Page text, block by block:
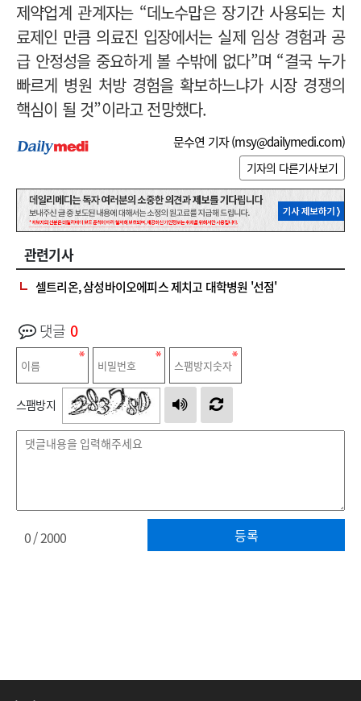
제약업계 관계자는 “데노수맙은 장기간 사용되는 치
료제인 만큼 의료진 입장에서는 실제 임상 경험과 공
급 안정성을 중요하게 볼 수밖에 없다”며 “결국 누가
빠르게 병원 처방 경험을 확보하느냐가 시장 경쟁의
핵심이 될 것”이라고 전망했다.
문수연 기자 (msy@dailymedi.com)
기자의 다른기사보기
관련기사
셀트리온, 삼성바이오에피스 제치고 대학병원 '선점'
댓글 0
스팸방지
등록
0/ 2000